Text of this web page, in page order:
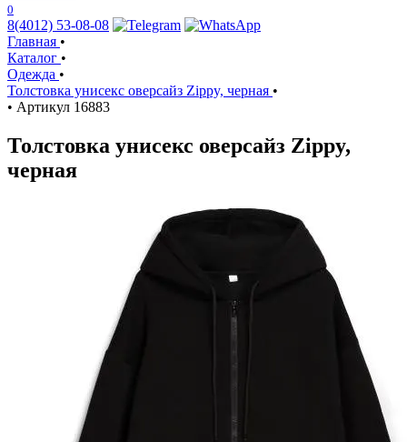
0
8(4012) 53-08-08
Главная •
Каталог •
Одежда •
Толстовка унисекс оверсайз Zippy, черная •
• Артикул 16883
Толстовка унисекс оверсайз Zippy,
черная